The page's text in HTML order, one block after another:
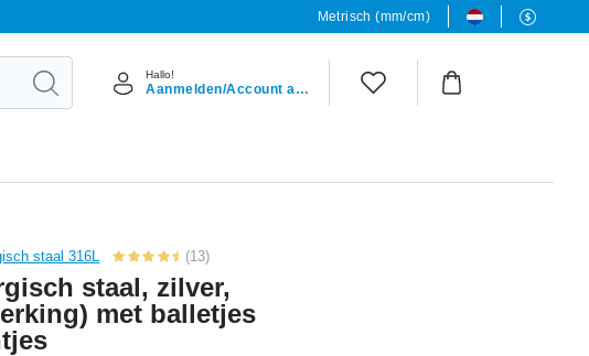
Metrisch (mm/cm)
Hallo!
Aanmelden/Account aanmaken
staal 316L (13)
staal, zilver,
met balletjes